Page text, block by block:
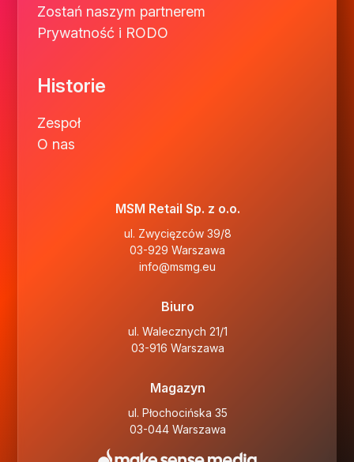
MSM Retail Sp. z o.o.
ul. Zwycięzców 39/8
03-929 Warszawa
info@msmg.eu
Biuro
ul. Walecznych 21/1
03-916 Warszawa
Magazyn
ul. Płochocińska 35
03-044 Warszawa
Zostań naszym partnerem
Prywatność i RODO
Historie
Zespoł
O nas